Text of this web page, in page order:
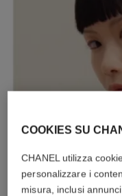
COOKIES SU
CHANEL utilizza
personalizzare i
misura, inclusi